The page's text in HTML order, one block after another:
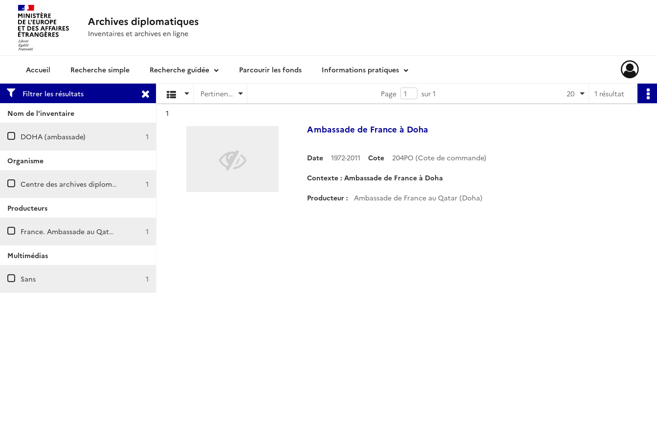
Archives diplomatiquesRecherche simple Recherche guidée Parcourir les fonds Informations pratiques
Filtrer les résultats
Nom de l'inventaire
DOHA (ambassade) 1
Organisme
Centre des archives diplomatiques de Nantes 1
Producteurs
France. Ambassade au Qatar (Doha) 1
Multimédias
Sans 1
Pertinence Page sur 1 1 résultat
20
1
Ambassade de France à Doha
Date 1972-2011 Cote 204PO (Cote de commande)
Contexte : Ambassade de France à Doha
Producteur : Ambassade de France au Qatar (Doha)